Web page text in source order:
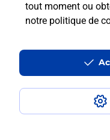
tout moment ou
notre politique de
Accessibilité :
Conditions contractuelles
Mentions légales